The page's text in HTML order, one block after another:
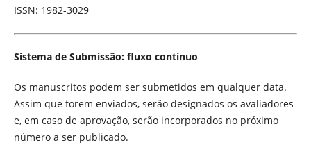
ISSN: 1982-3029
Sistema de Submissão: fluxo contínuo
Os manuscritos podem ser submetidos em qualquer data.
Assim que forem enviados, serão designados os avaliadores
e, em caso de aprovação, serão incorporados no próximo
número a ser publicado.